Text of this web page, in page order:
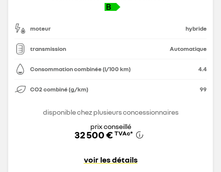
moteur hybride
transmission Automatique
Consommation combinée (l/100 km) 4.4
CO2 combiné (g/km) 99
disponible chez plusieurs concessionnaires
prix conseillé
32 500 € TVAc*
voir les détails